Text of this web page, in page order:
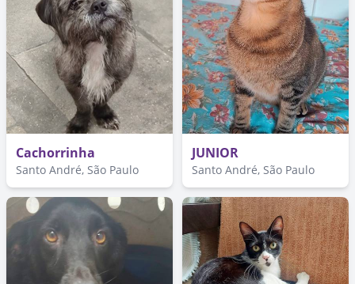
Cachorrinha
Santo André, São Paulo
JUNIOR
Santo André, São Paulo